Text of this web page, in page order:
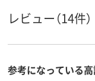
レビュー（14件）
参考になっている